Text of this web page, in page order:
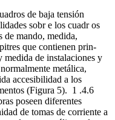
de baja tensión
sobr e los cuadr os
de mando, medida,
que contienen prin-
medida de instalaciones y
metálica,
accesibilidad a los
(Figura 5). 1 .4.6
poseen diferentes
de tomas de corriente a